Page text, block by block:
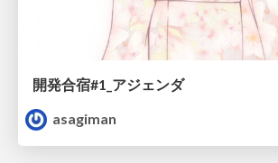
開発合宿#1_アジェンダ
asagiman